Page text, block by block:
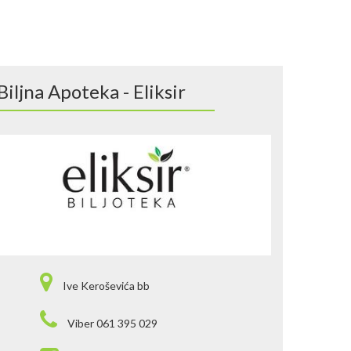
Apoteka - Eliksir
Ive Keroševića bb
Viber 061 395 029